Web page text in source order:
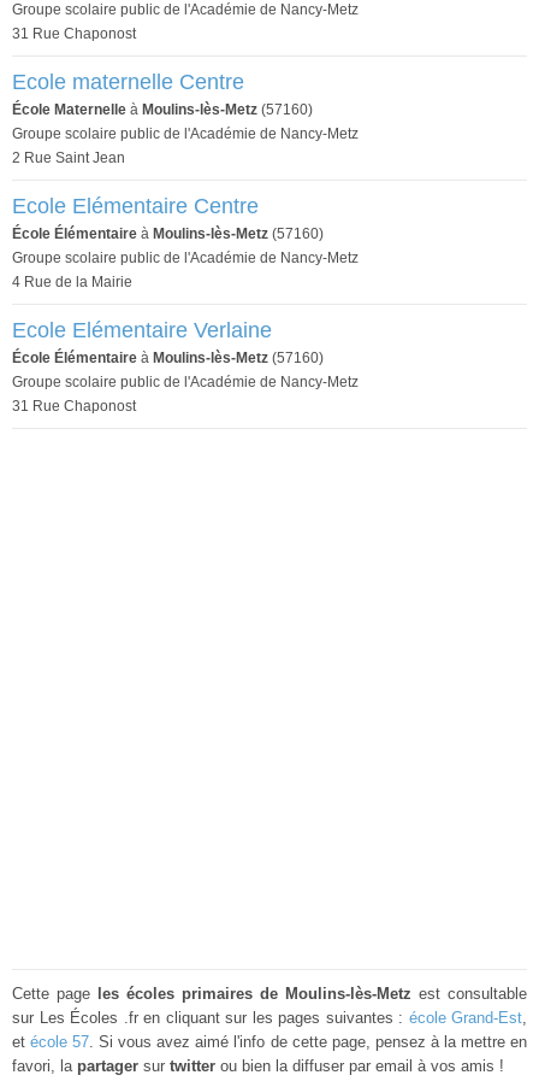
Groupe scolaire public de l'Académie de Nancy-Metz
31 Rue Chaponost
Ecole maternelle Centre
École Maternelle à Moulins-lès-Metz (57160)
Groupe scolaire public de l'Académie de Nancy-Metz
2 Rue Saint Jean
Ecole Elémentaire Centre
École Élémentaire à Moulins-lès-Metz (57160)
Groupe scolaire public de l'Académie de Nancy-Metz
4 Rue de la Mairie
Ecole Elémentaire Verlaine
École Élémentaire à Moulins-lès-Metz (57160)
Groupe scolaire public de l'Académie de Nancy-Metz
31 Rue Chaponost
Cette page les écoles primaires de Moulins-lès-Metz est consultable
sur Les Écoles .fr en cliquant sur les pages suivantes : école Grand-Est,
etécole 57. Si vous avez aimé l'info de cette page, pensez à la mettre en
favori, la partager sur twitter ou bien la diffuser par email à vos amis !